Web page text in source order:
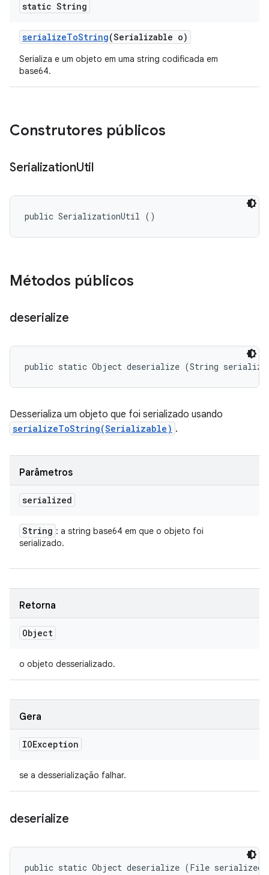
static String
serializeToString(Serializable o)
Serializa e um objeto em uma string codificada em
base64.
Construtores públicos
SerializationUtil
public SerializationUtil ()
Métodos públicos
deserialize
public static Object deserialize (String
Desserializa um objeto que foi serializado usando
serializeToString(Serializable) .
Parâmetros
serialized
String : a string base64 em que o objeto foi
serializado.
Retorna
Object
o objeto desserializado.
Gera
IOException
se a desserialização falhar.
deserialize
public static Object deserialize (File